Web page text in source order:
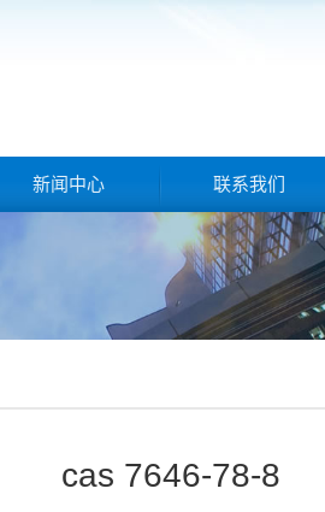
新闻中心 联系我们
cas 7646-78-8